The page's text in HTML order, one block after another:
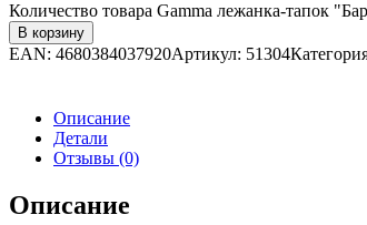
Количество товара Gamma лежанка-тапок
В корзину
EAN: 4680384037920Артикул: 51304
Описание
Детали
Отзывы (0)
Описание